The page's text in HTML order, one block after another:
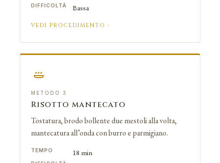
DIFFICOLTÀ Bassa
VEDI PROCEDIMENTO ›
METODO 3
Risotto mantecato
Tostatura, brodo bollente due mestoli alla volta,
mantecatura all’onda con burro e parmigiano.
TEMPO 18 min